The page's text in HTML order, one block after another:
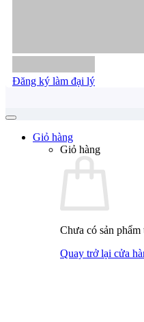
Đăng ký làm đại lý
Giỏ hàng
Giỏ hàng
Chưa có sản
Quay trở lại cửa